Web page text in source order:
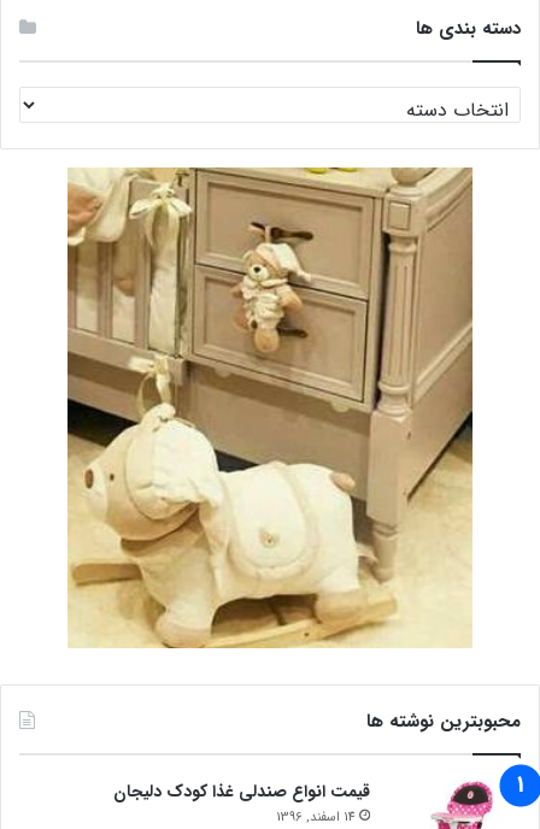
دسته بندی ها
دسته
بندی
ها
محبوبترین نوشته ها
قیمت انواع صندلی غذا کودک دلیجان
14 اسفند, 1396